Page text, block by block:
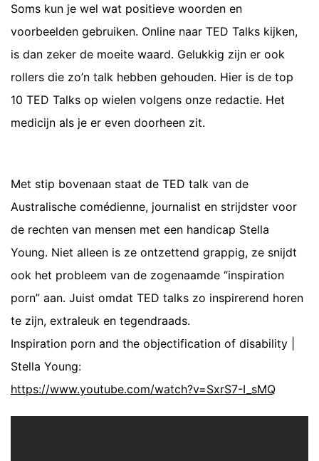
Soms kun je wel wat positieve woorden en
voorbeelden gebruiken. Online naar TED Talks kijken,
is dan zeker de moeite waard. Gelukkig zijn er ook
rollers die zo’n talk hebben gehouden. Hier is de top
10 TED Talks op wielen volgens onze redactie. Het
medicijn als je er even doorheen zit.
Met stip bovenaan staat de TED talk van de
Australische comédienne, journalist en strijdster voor
de rechten van mensen met een handicap Stella
Young. Niet alleen is ze ontzettend grappig, ze snijdt
ook het probleem van de zogenaamde “inspiration
porn” aan. Juist omdat TED talks zo inspirerend horen
te zijn, extraleuk en tegendraads.
Inspiration porn and the objectification of disability |
Stella Young:
https://www.youtube.com/watch?v=SxrS7-I_sMQ